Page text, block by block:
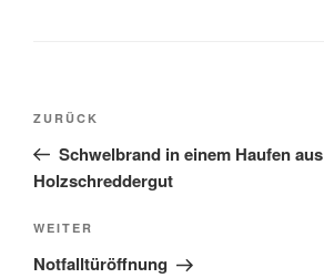
ZURÜCK
Schwelbrand in einem Haufen aus
Holzschreddergut
WEITER
Notfalltüröffnung